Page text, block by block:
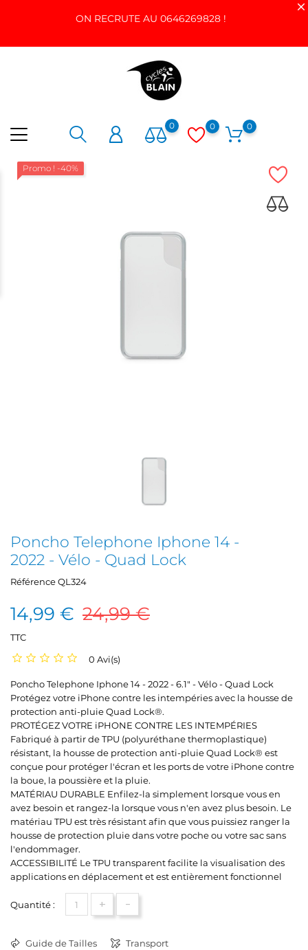
ON RECRUTE AU 0646269828 !
0 0 0
Promo ! -40%
Poncho Telephone Iphone 14 -
2022 - Vélo - Quad Lock
RéférenceQL324
14,99 € 24,99 €
TTC
0 Avi(s)
Poncho Telephone Iphone 14 - 2022 - 6.1" - Vélo - Quad Lock
Protégez votre iPhone contre les intempéries avec la housse de
protection anti-pluie Quad Lock®.
PROTÉGEZ VOTRE iPHONE CONTRE LES INTEMPÉRIES
Fabriqué à partir de TPU (polyuréthane thermoplastique)
résistant, la housse de protection anti-pluie Quad Lock® est
conçue pour protéger l'écran et les ports de votre iPhone contre
la boue, la poussière et la pluie.
MATÉRIAU DURABLE Enfilez-la simplement lorsque vous en
avez besoin et rangez-la lorsque vous n'en avez plus besoin. Le
matériau TPU est très résistant afin que vous puissiez ranger la
housse de protection pluie dans votre poche ou votre sac sans
l'endommager.
ACCESSIBILITÉ Le TPU transparent facilite la visualisation des
applications en déplacement et est entièrement fonctionnel
Quantité : + -
Guide de Tailles Transport